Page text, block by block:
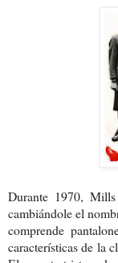
Durante 1970,
cambiándole el
comprende
características de la